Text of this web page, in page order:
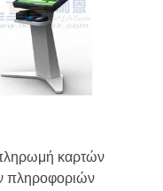
καρτών
πληροφοριών